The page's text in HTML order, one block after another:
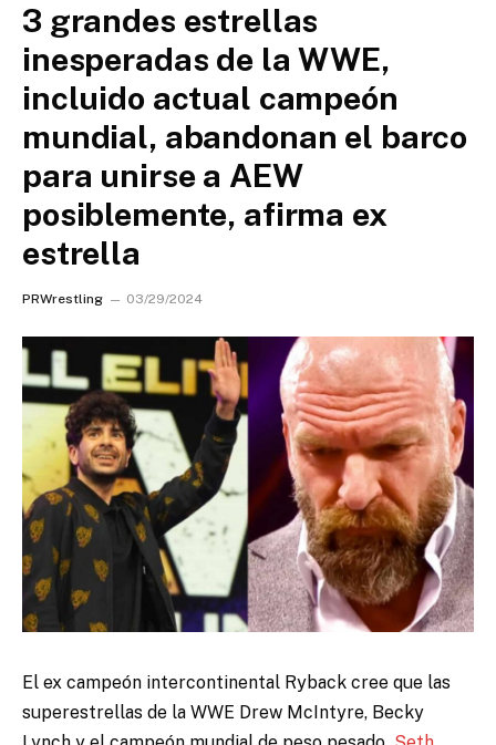
3 grandes estrellas
inesperadas de la WWE,
incluido actual campeón
mundial, abandonan el barco
para unirse a AEW
posiblemente, afirma ex
estrella
PRWrestling 03/29/2024
El ex campeón intercontinental Ryback cree que las
superestrellas de la WWE Drew McIntyre, Becky